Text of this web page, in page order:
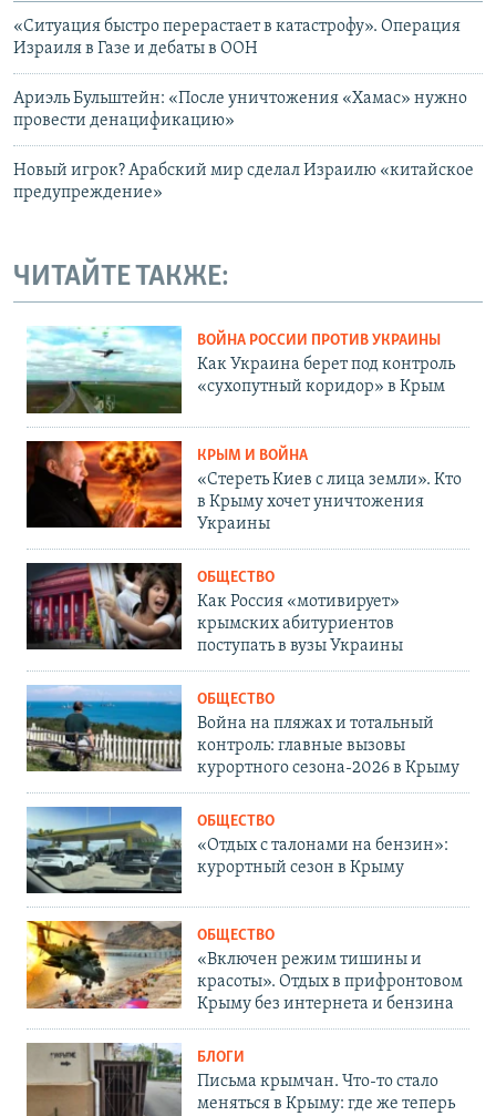
«Ситуация быстро перерастает в катастрофу». Операция
Израиля в Газе и дебаты в ООН
Ариэль Бульштейн: «После уничтожения «Хамас» нужно
провести денацификацию»
Новый игрок? Арабский мир сделал Израилю «китайское
предупреждение»
ЧИТАЙТЕ ТАКЖЕ:
ВОЙНА РОССИИ ПРОТИВ УКРАИНЫ
Как Украина берет под контроль
«сухопутный коридор» в Крым
КРЫМ И ВОЙНА
«Стереть Киев с лица земли». Кто
в Крыму хочет уничтожения
Украины
ОБЩЕСТВО
Как Россия «мотивирует»
крымских абитуриентов
поступать в вузы Украины
ОБЩЕСТВО
Война на пляжах и тотальный
контроль: главные вызовы
курортного сезона-2026 в Крыму
ОБЩЕСТВО
«Отдых с талонами на бензин»:
курортный сезон в Крыму
ОБЩЕСТВО
«Включен режим тишины и
красоты». Отдых в прифронтовом
Крыму без интернета и бензина
БЛОГИ
Письма крымчан. Что-то стало
меняться в Крыму: где же теперь